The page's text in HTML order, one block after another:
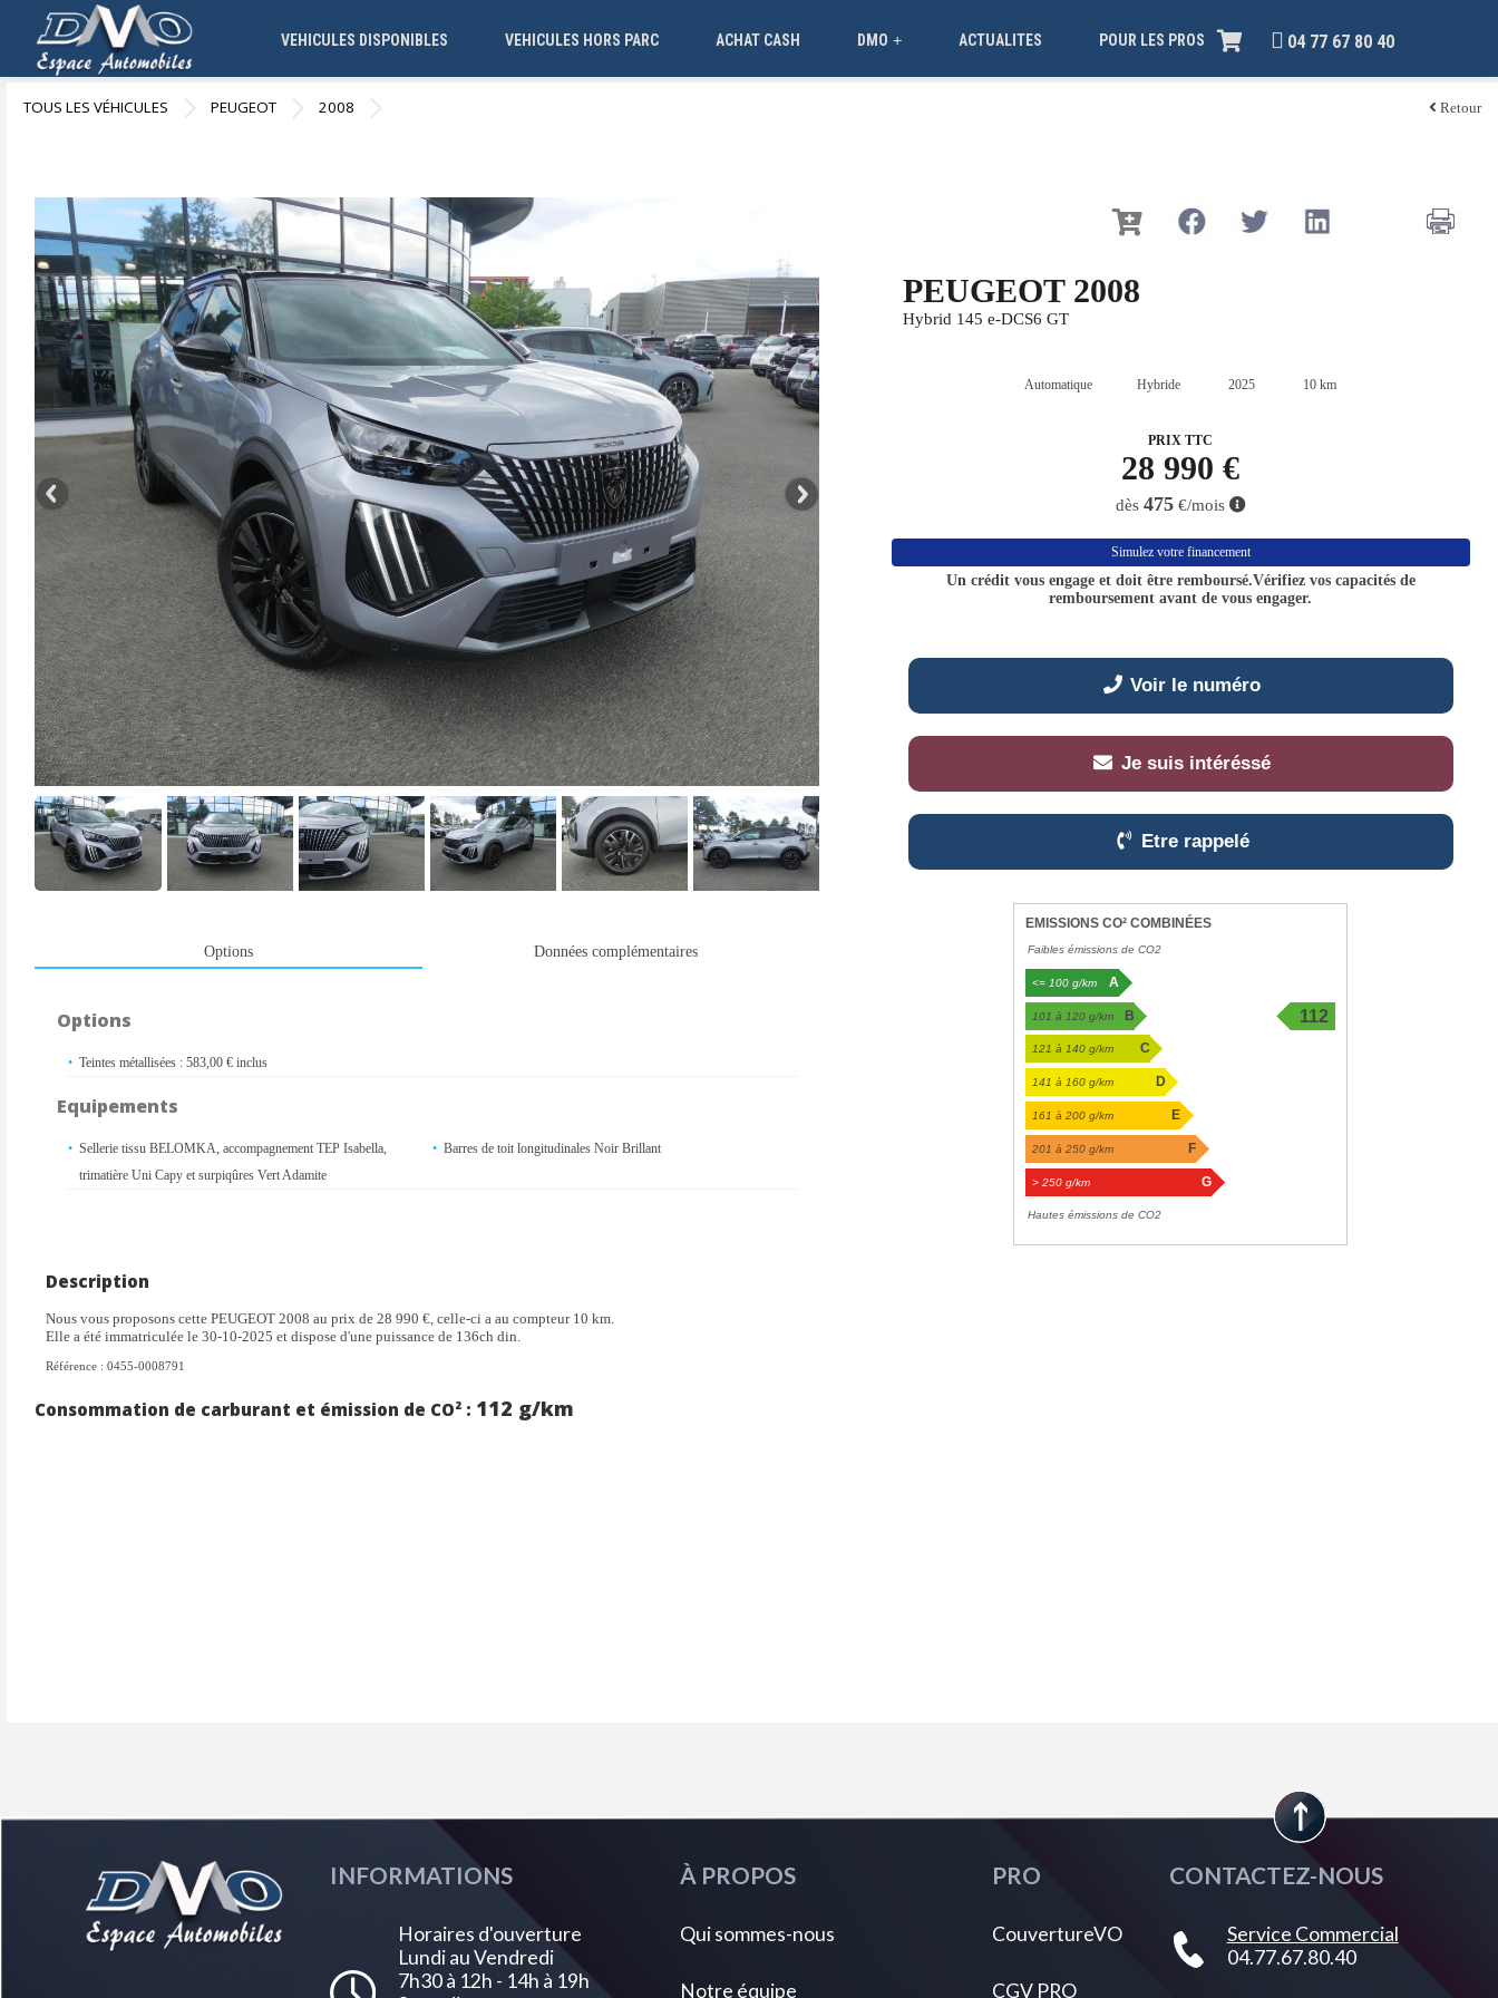
VEHICULES DISPONIBLES VEHICULES HORS PARC ACHAT CASH +
DMO ACTUALITES POUR LES PROS 04 77 67 80 40
TOUS LES VÉHICULES PEUGEOT 2008 Retour
Options Données complémentaires
Options
Teintes métallisées : 583,00 € inclus
Equipements
Sellerie tissu BELOMKA, accompagnement TEP Isabella,
trimatière Uni Capy et surpiqûres Vert Adamite
Barres de toit longitudinales Noir Brillant
Description
Nous vous proposons cette PEUGEOT 2008 au prix de 28 990 €, celle-ci a au compteur 10 km.
Elle a été immatriculée le 30-10-2025 et dispose d'une puissance de 136ch din.
Référence : 0455-0008791
Consommation de carburant et émission de CO² : 112 g/km
PEUGEOT 2008
Hybrid 145 e-DCS6 GT
Automatique Hybride 2025 10 km
PRIX TTC
28 990 €
dès 475€/mois
Simulez votre financement
Un crédit vous engage et doit être remboursé.Vérifiez vos capacités de
remboursement avant de vous engager.
Voir le numéro
Je suis intéréssé
Etre rappelé
EMISSIONS CO² COMBINÉES
Faibles émissions de CO2
<= 100 g/km A
101 à 120 g/km B
112
121 à 140 g/km C
141 à 160 g/km D
161 à 200 g/km E
201 à 250 g/km F
> 250 g/km G
Hautes émissions de CO2
INFORMATIONS
Horaires d'ouverture
Lundi au Vendredi
7h30 à 12h - 14h à 19h
À PROPOS
Qui sommes-nous
Notre équipe
PRO
CouvertureVO
CGV PRO
CONTACTEZ-NOUS
Service Commercial
04.77.67.80.40